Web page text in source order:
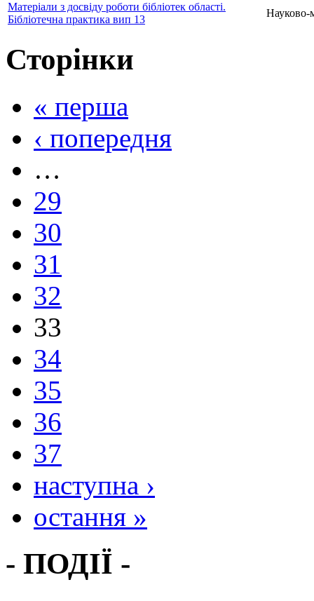
Матеріали з досвіду роботи бібліотек області.
Бібліотечна практика вип 13
Науково-
Сторінки
« перша
‹ попередня
…
29
30
31
32
33
34
35
36
37
наступна ›
остання »
- ПОДІЇ -